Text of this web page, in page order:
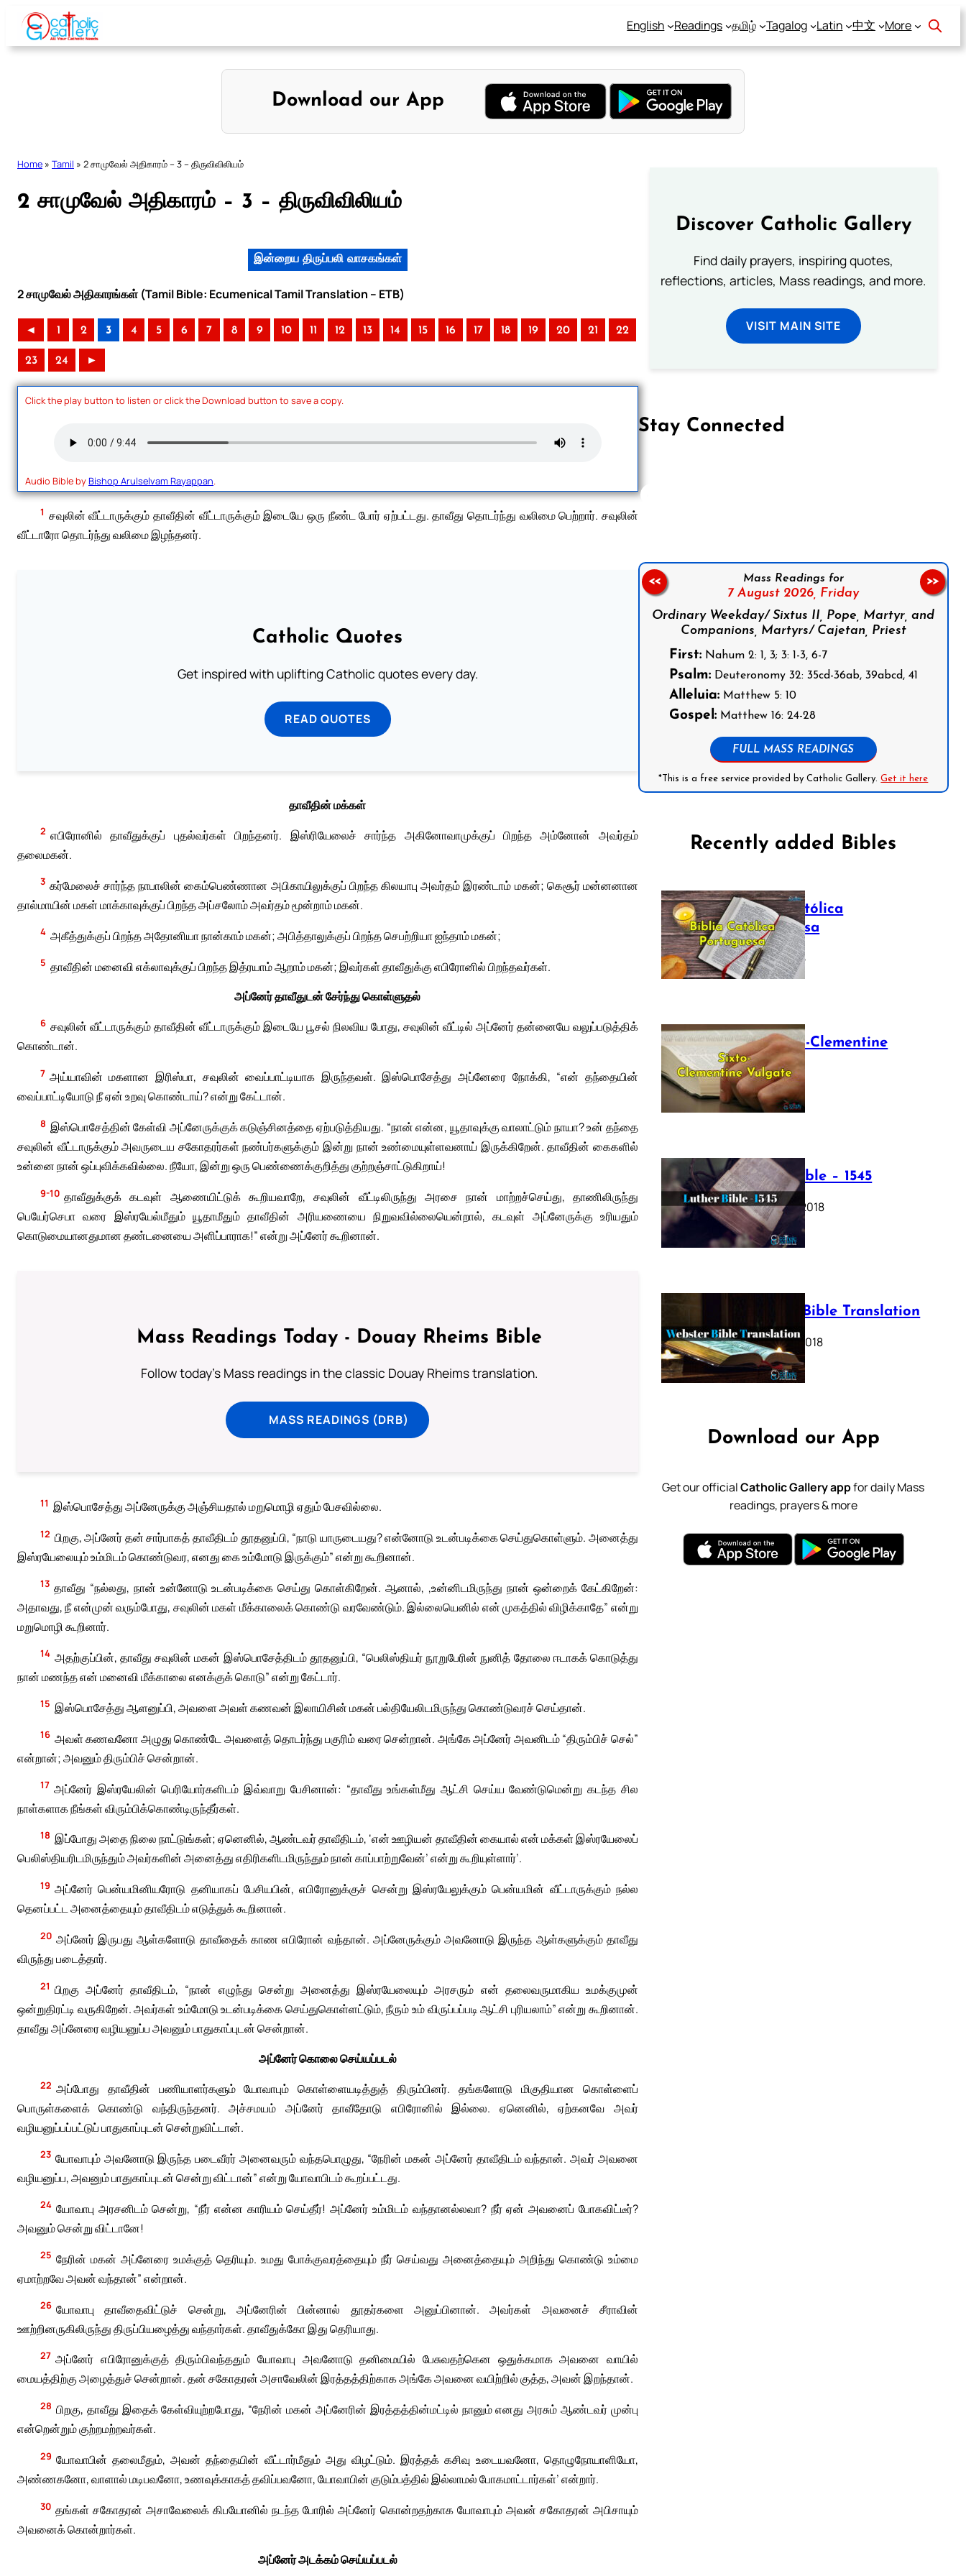
Skip
content
English Readings தமிழ் Tagalog Latin 中文 More
Download our App
Home » Tamil » 2 சாமுவேல் அதிகாரம் – 3 – திருவிவிலியம்
2 சாமுவேல் அதிகாரம் – 3 – திருவிவிலியம்
இன்றைய திருப்பலி வாசகங்கள்
2 சாமுவேல் அதிகாரங்கள் (Tamil Bible: Ecumenical Tamil Translation – ETB)
◄ 1 2 3 4 5 6 7 8 9 10 11 12 13 14 15 16 17 18 19 20 21 22
23 24 ►
Click the play button to listen or click the Download button to save a copy.
Audio Bible byBishop Arulselvam Rayappan.
1 சவுலின் வீட்டாருக்கும் தாவீதின் வீட்டாருக்கும் இடையே ஒரு நீண்ட போர் ஏற்பட்டது. தாவீது தொடர்ந்து வலிமை பெற்றார். சவுலின்
வீட்டாரோ தொடர்ந்து வலிமை இழந்தனர்.
Catholic Quotes
Get inspired with uplifting Catholic quotes every day.
READ QUOTES
தாவீதின் மக்கள்
2 எபிரோனில் தாவீதுக்குப் புதல்வர்கள் பிறந்தனர். இஸ்ரியேலைச் சார்ந்த அகினோவாமுக்குப் பிறந்த அம்னோன் அவர்தம்
தலைமகன்.
3 கர்மேலைச் சார்ந்த நாபாலின் கைம்பெண்ணான அபிகாயிலுக்குப் பிறந்த கிலயாபு அவர்தம் இரண்டாம் மகன்; கெசூர் மன்னனான
தால்மாயின் மகள் மாக்காவுக்குப் பிறந்த அப்சலோம் அவர்தம் மூன்றாம் மகன்.
4 அகீத்துக்குப் பிறந்த அதோனியா நான்காம் மகன்; அபித்தாலுக்குப் பிறந்த செபற்றியா ஐந்தாம் மகன்;
5 தாவீதின் மனைவி எக்லாவுக்குப் பிறந்த இத்ரயாம் ஆறாம் மகன்; இவர்கள் தாவீதுக்கு எபிரோனில் பிறந்தவர்கள்.
அப்னேர் தாவீதுடன் சேர்ந்து கொள்ளுதல்
6 சவுலின் வீட்டாருக்கும் தாவீதின் வீட்டாருக்கும் இடையே பூசல் நிலவிய போது, சவுலின் வீட்டில் அப்னேர் தன்னையே வலுப்படுத்திக்
கொண்டான்.
7 அய்யாவின் மகளான இரிஸ்பா, சவுலின் வைப்பாட்டியாக இருந்தவள். இஸ்பொசேத்து அப்னேரை நோக்கி, “என் தந்தையின்
வைப்பாட்டியோடு நீ ஏன் உறவு கொண்டாய்? என்று கேட்டான்.
8 இஸ்பொசேத்தின் கேள்வி அப்னேருக்குக் கடுஞ்சினத்தை ஏற்படுத்தியது. “நான் என்ன, யூதாவுக்கு வாலாட்டும் நாயா? உன் தந்தை
சவுலின் வீட்டாருக்கும் அவருடைய சகோதரர்கள் நண்பர்களுக்கும் இன்று நான் உண்மையுள்ளவனாய் இருக்கிறேன். தாவீதின் கைகளில்
உன்னை நான் ஒப்புவிக்கவில்லை. நீயோ, இன்று ஒரு பெண்ணைக்குறித்து குற்றஞ்சாட்டுகிறாய்!
9-10 தாவீதுக்குக் கடவுள் ஆணையிட்டுக் கூறியவாறே, சவுலின் வீட்டிலிருந்து அரசை நான் மாற்றச்செய்து, தாணிலிருந்து
பெயேர்செபா வரை இஸ்ரயேல்மீதும் யூதாமீதும் தாவீதின் அரியணையை நிறுவவில்லையென்றால், கடவுள் அப்னேருக்கு உரியதும்
கொடுமையானதுமான தண்டனையை அளிப்பாராக!” என்று அப்னேர் கூறினான்.
Mass Readings Today - Douay Rheims Bible
Follow today's Mass readings in the classic Douay Rheims translation.
MASS READINGS (DRB)
11 இஸ்பொசேத்து அப்னேருக்கு அஞ்சியதால் மறுமொழி ஏதும் பேசவில்லை.
12 பிறகு, அப்னேர் தன் சார்பாகத் தாவீதிடம் தூதனுப்பி, “நாடு யாருடையது? என்னோடு உடன்படிக்கை செய்துகொள்ளும். அனைத்து
இஸ்ரயேலையும் உம்மிடம் கொண்டுவர, எனது கை உம்மோடு இருக்கும்” என்று கூறினான்.
13 தாவீது “நல்லது, நான் உன்னோடு உடன்படிக்கை செய்து கொள்கிறேன். ஆனால், ,உன்னிடமிருந்து நான் ஒன்றைக் கேட்கிறேன்:
அதாவது, நீ என்முன் வரும்போது, சவுலின் மகள் மீக்காலைக் கொண்டு வரவேண்டும். இல்லையெனில் என் முகத்தில் விழிக்காதே” என்று
மறுமொழி கூறினார்.
14 அதற்குப்பின், தாவீது சவுலின் மகன் இஸ்பொசேத்திடம் தூதனுப்பி, “பெலிஸ்தியர் நூறுபேரின் நுனித் தோலை ஈடாகக் கொடுத்து
நான் மணந்த என் மனைவி மீக்காலை எனக்குக் கொடு” என்று கேட்டார்.
15 இஸ்பொசேத்து ஆளனுப்பி, அவளை அவள் கணவன் இலாயிசின் மகன் பல்தியேலிடமிருந்து கொண்டுவரச் செய்தான்.
16 அவள் கணவனோ அழுது கொண்டே அவளைத் தொடர்ந்து பகுரிம் வரை சென்றான். அங்கே அப்னேர் அவனிடம் “திரும்பிச் செல்”
என்றான்; அவனும் திரும்பிச் சென்றான்.
17 அப்னேர் இஸ்ரயேலின் பெரியோர்களிடம் இவ்வாறு பேசினான்: “தாவீது உங்கள்மீது ஆட்சி செய்ய வேண்டுமென்று கடந்த சில
நாள்களாக நீங்கள் விரும்பிக்கொண்டிருந்தீர்கள்.
18 இப்போது அதை நிலை நாட்டுங்கள்; ஏனெனில், ஆண்டவர் தாவீதிடம், ‘என் ஊழியன் தாவீதின் கையால் என் மக்கள் இஸ்ரயேலைப்
பெலிஸ்தியரிடமிருந்தும் அவர்களின் அனைத்து எதிரிகளிடமிருந்தும் நான் காப்பாற்றுவேன்’ என்று கூறியுள்ளார்’.
19 அப்னேர் பென்யமினியரோடு தனியாகப் பேசியபின், எபிரோனுக்குச் சென்று இஸ்ரயேலுக்கும் பென்யமின் வீட்டாருக்கும் நல்ல
தெனப்பட்ட அனைத்தையும் தாவீதிடம் எடுத்துக் கூறினான்.
20 அப்னேர் இருபது ஆள்களோடு தாவீதைக் காண எபிரோன் வந்தான். அப்னேருக்கும் அவனோடு இருந்த ஆள்களுக்கும் தாவீது
விருந்து படைத்தார்.
21 பிறகு அப்னேர் தாவீதிடம், “நான் எழுந்து சென்று அனைத்து இஸ்ரயேலையும் அரசரும் என் தலைவருமாகிய உமக்குமுன்
ஒன்றுதிரட்டி வருகிறேன். அவர்கள் உம்மோடு உடன்படிக்கை செய்துகொள்ளட்டும், நீரும் உம் விருப்பப்படி ஆட்சி புரியலாம்” என்று கூறினான்.
தாவீது அப்னேரை வழியனுப்ப அவனும் பாதுகாப்புடன் சென்றான்.
அப்னேர் கொலை செய்யப்படல்
22 அப்போது தாவீதின் பணியாளர்களும் யோவாபும் கொள்ளையடித்துத் திரும்பினர். தங்களோடு மிகுதியான கொள்ளைப்
பொருள்களைக் கொண்டு வந்திருந்தனர். அச்சமயம் அப்னேர் தாவீதோடு எபிரோனில் இல்லை. ஏனெனில், ஏற்கனவே அவர்
வழியனுப்பப்பட்டுப் பாதுகாப்புடன் சென்றுவிட்டான்.
23 யோவாபும் அவனோடு இருந்த படைவீரர் அனைவரும் வந்தபொழுது, “நேரின் மகன் அப்னேர் தாவீதிடம் வந்தான். அவர் அவனை
வழியனுப்ப, அவனும் பாதுகாப்புடன் சென்று விட்டான்” என்று யோவாபிடம் கூறப்பட்டது.
24 யோவாபு அரசனிடம் சென்று, “நீர் என்ன காரியம் செய்தீர்! அப்னேர் உம்மிடம் வந்தானல்லவா? நீர் ஏன் அவனைப் போகவிட்டீர்?
அவனும் சென்று விட்டானே!
25 நேரின் மகன் அப்னேரை உமக்குத் தெரியும். உமது போக்குவரத்தையும் நீர் செய்வது அனைத்தையும் அறிந்து கொண்டு உம்மை
ஏமாற்றவே அவன் வந்தான்” என்றான்.
26 யோவாபு தாவீதைவிட்டுச் சென்று, அப்னேரின் பின்னால் தூதர்களை அனுப்பினான். அவர்கள் அவனைச் சீராவின்
ஊற்றினருகிலிருந்து திருப்பியழைத்து வந்தார்கள். தாவீதுக்கோ இது தெரியாது.
27 அப்னேர் எபிரோனுக்குத் திரும்பிவந்ததும் யோவாபு அவனோடு தனிமையில் பேசுவதற்கென ஒதுக்கமாக அவனை வாயில்
மையத்திற்கு அழைத்துச் சென்றான். தன் சகோதரன் அசாவேலின் இரத்தத்திற்காக அங்கே அவனை வயிற்றில் குத்த, அவன் இறந்தான்.
28 பிறகு, தாவீது இதைக் கேள்வியுற்றபோது, “நேரின் மகன் அப்னேரின் இரத்தத்தின்மட்டில் நானும் எனது அரசும் ஆண்டவர் முன்பு
என்றென்றும் குற்றமற்றவர்கள்.
29 யோவாபின் தலைமீதும், அவன் தந்தையின் வீட்டார்மீதும் அது விழட்டும். இரத்தக் கசிவு உடையவனோ, தொழுநோயாளியோ,
அண்ணகனோ, வாளால் மடிபவனோ, உணவுக்காகத் தவிப்பவனோ, யோவாபின் குடும்பத்தில் இல்லாமல் போகமாட்டார்கள்’ என்றார்.
30 தங்கள் சகோதரன் அசாவேலைக் கிபயோனில் நடந்த போரில் அப்னேர் கொன்றதற்காக யோவாபும் அவன் சகோதரன் அபிசாயும்
அவனைக் கொன்றார்கள்.
அப்னேர் அடக்கம் செய்யப்படல்
Discover Catholic Gallery
Find daily prayers, inspiring quotes,
reflections, articles, Mass readings, and more.
VISIT MAIN SITE
Stay Connected
Follow us on Facebook
Mass Readings for
7 August 2026, Friday
Ordinary Weekday/ Sixtus II, Pope, Martyr, and
Companions, Martyrs/ Cajetan, Priest
First:Nahum 2: 1, 3; 3: 1-3, 6-7
Psalm:Deuteronomy 32: 35cd-36ab, 39abcd, 41
Alleluia:Matthew 5: 10
Gospel:Matthew 16: 24-28
FULL MASS READINGS
*This is a free service provided by Catholic Gallery.Get it here
<< >>
Recently added Bibles
Bíblia Católica
Portuguesa
July 16, 2025
The Sixto-Clementine
Vulgate
July 12, 2025
Luther Bible – 1545
October 17, 2018
Webster Bible Translation
October 11, 2018
Download our App
Get our officialCatholic Gallery appfor daily Mass
readings, prayers & more